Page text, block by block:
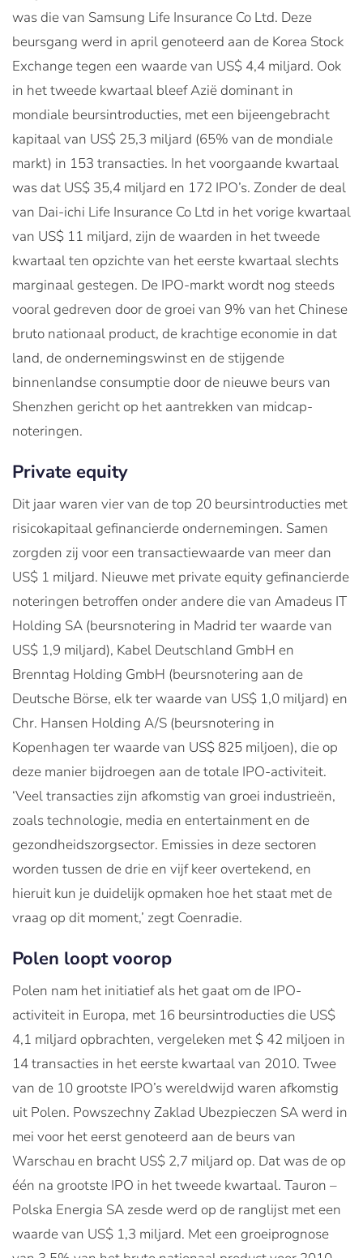
was die van Samsung Life Insurance Co Ltd. Deze
beursgang werd in april genoteerd aan de Korea Stock
Exchange tegen een waarde van US$ 4,4 miljard. Ook
in het tweede kwartaal bleef Azië dominant in
mondiale beursintroducties, met een bijeengebracht
kapitaal van US$ 25,3 miljard (65% van de mondiale
markt) in 153 transacties. In het voorgaande kwartaal
was dat US$ 35,4 miljard en 172 IPO’s. Zonder de deal
van Dai-ichi Life Insurance Co Ltd in het vorige kwartaal
van US$ 11 miljard, zijn de waarden in het tweede
kwartaal ten opzichte van het eerste kwartaal slechts
marginaal gestegen. De IPO-markt wordt nog steeds
vooral gedreven door de groei van 9% van het Chinese
bruto nationaal product, de krachtige economie in dat
land, de ondernemingswinst en de stijgende
binnenlandse consumptie door de nieuwe beurs van
Shenzhen gericht op het aantrekken van midcap-
noteringen.
Private equity
Dit jaar waren vier van de top 20 beursintroducties met
risicokapitaal gefinancierde ondernemingen. Samen
zorgden zij voor een transactiewaarde van meer dan
US$ 1 miljard. Nieuwe met private equity gefinancierde
noteringen betroffen onder andere die van Amadeus IT
Holding SA (beursnotering in Madrid ter waarde van
US$ 1,9 miljard), Kabel Deutschland GmbH en
Brenntag Holding GmbH (beursnotering aan de
Deutsche Börse, elk ter waarde van US$ 1,0 miljard) en
Chr. Hansen Holding A/S (beursnotering in
Kopenhagen ter waarde van US$ 825 miljoen), die op
deze manier bijdroegen aan de totale IPO-activiteit.
‘Veel transacties zijn afkomstig van groei industrieën,
zoals technologie, media en entertainment en de
gezondheidszorgsector. Emissies in deze sectoren
worden tussen de drie en vijf keer overtekend, en
hieruit kun je duidelijk opmaken hoe het staat met de
vraag op dit moment,’ zegt Coenradie.
Polen loopt voorop
Polen nam het initiatief als het gaat om de IPO-
activiteit in Europa, met 16 beursintroducties die US$
4,1 miljard opbrachten, vergeleken met $ 42 miljoen in
14 transacties in het eerste kwartaal van 2010. Twee
van de 10 grootste IPO’s wereldwijd waren afkomstig
uit Polen. Powszechny Zaklad Ubezpieczen SA werd in
mei voor het eerst genoteerd aan de beurs van
Warschau en bracht US$ 2,7 miljard op. Dat was de op
één na grootste IPO in het tweede kwartaal. Tauron –
Polska Energia SA zesde werd op de ranglijst met een
waarde van US$ 1,3 miljard. Met een groeiprognose